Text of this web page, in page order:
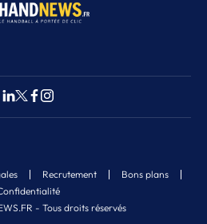
- Tous droits réservés
Recrutement
Bons plans